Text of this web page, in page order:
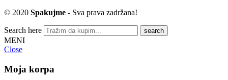
© 2020 Spakujme - Sva prava zadržana!
Search here
MENI
Close
Moja korpa